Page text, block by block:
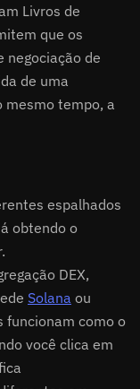
Livros de
que os
negociação de
de uma
mesmo tempo, a
espalhados
obtendo o
DEX,
Solana ou
funcionam como o
você clica em